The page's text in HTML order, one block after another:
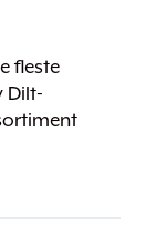
fleste
Dilt-